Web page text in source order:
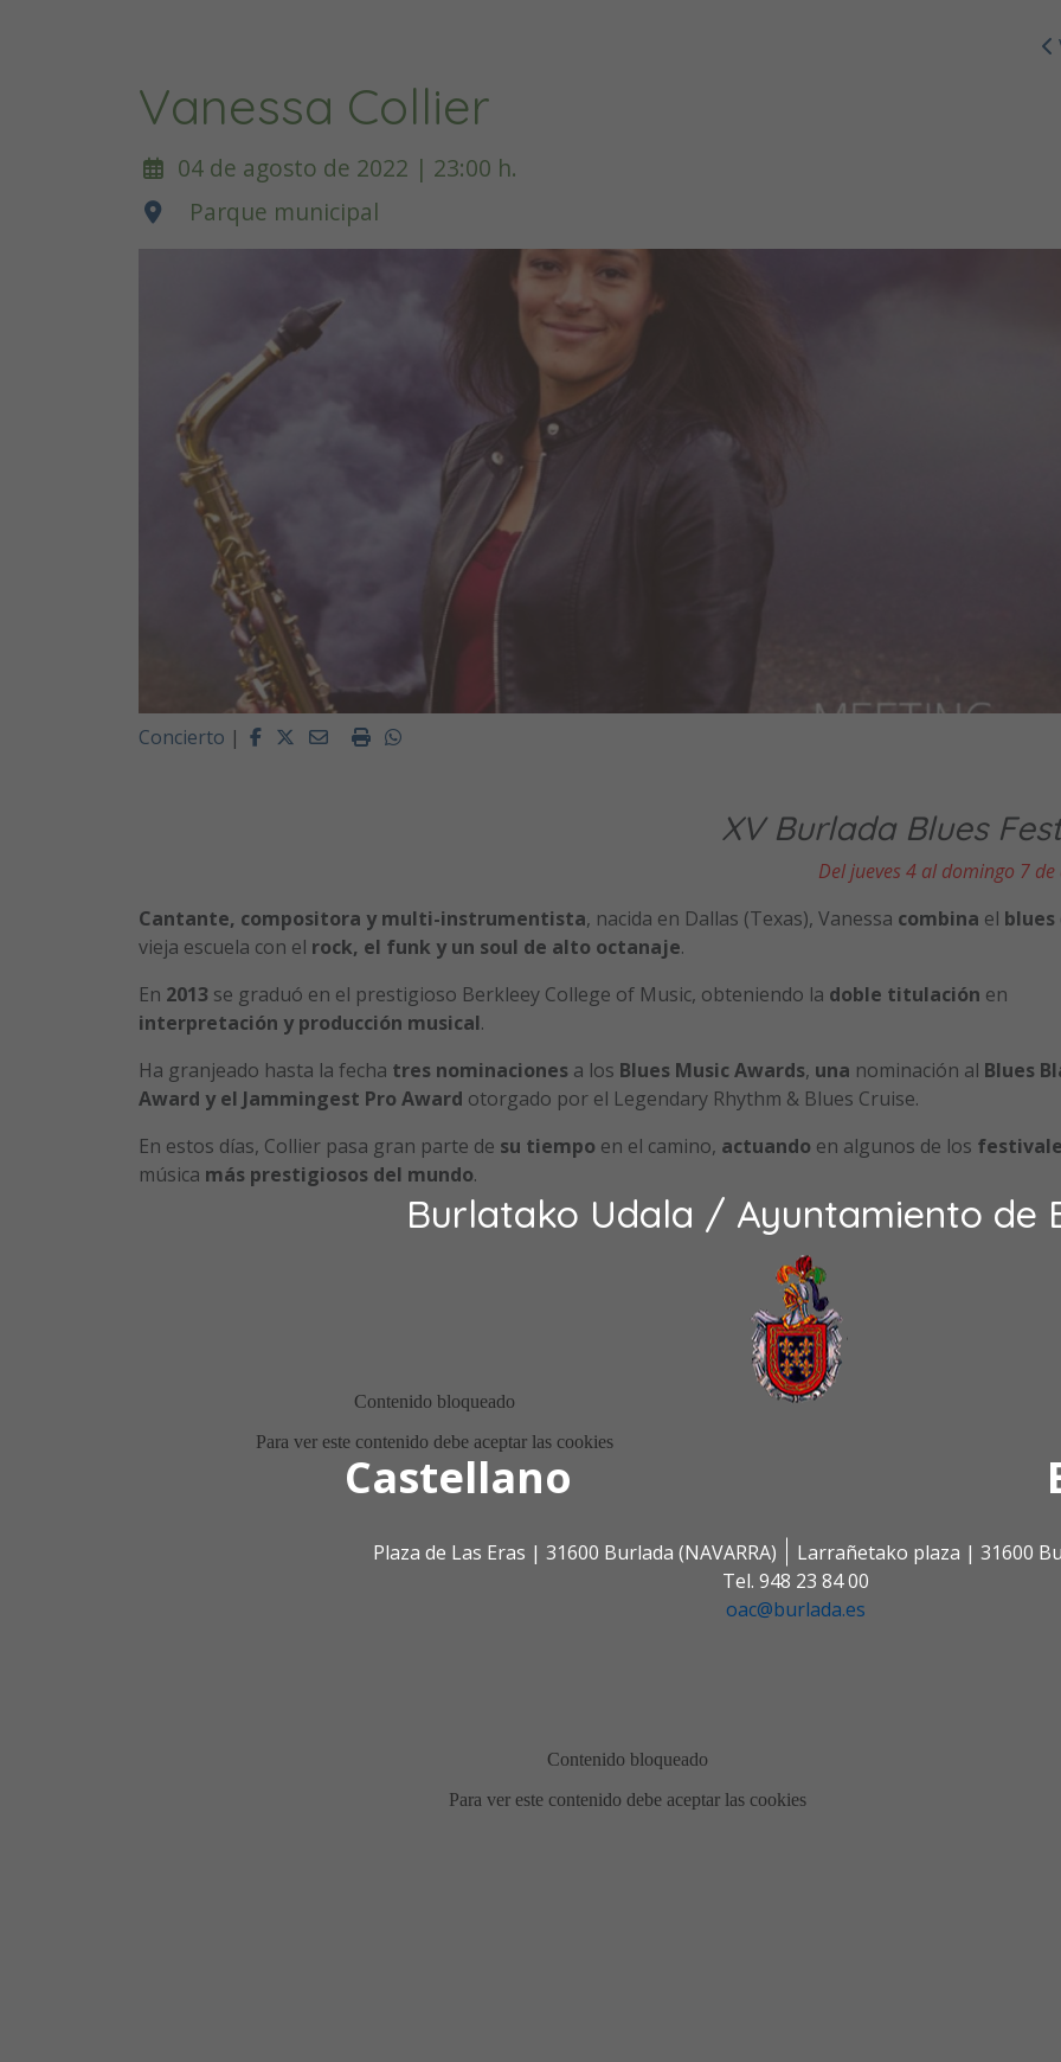
Burlatako Udala / Ayuntamiento de
Castellano
Plaza de Las Eras | 31600 Burlada (NAVARRA)
Larrañetako plaza | 31600
Tel. 948 23 84 00
oac@burlada.es
Vanessa Collier
04 de agosto de 2022 | 23:00 h.
Parque municipal
Concierto | FacebookTwitterEmailImprimirWhatsapp
XV Burlada Blues
Del jueves 4 al domingo 7 de
Cantante, compositora y multi-instrumentista, nacida en Dallas (Texas), Vanessa combina el blues
vieja escuela con el rock, el funk y un soul de alto octanaje.
En 2013 se graduó en el prestigioso Berkleey College of Music, obteniendo la doble titulación en
interpretación y producción musical.
Ha granjeado hasta la fecha tres nominaciones a los Blues Music Awards, una nominación al Blues
Award y el Jammingest Pro Award otorgado por el Legendary Rhythm & Blues Cruise.
En estos días, Collier pasa gran parte de su tiempo en el camino, actuando en algunos de los
música más prestigiosos del mundo.